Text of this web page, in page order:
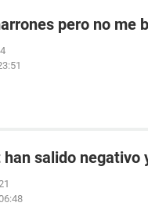
pero no me
salido negativo